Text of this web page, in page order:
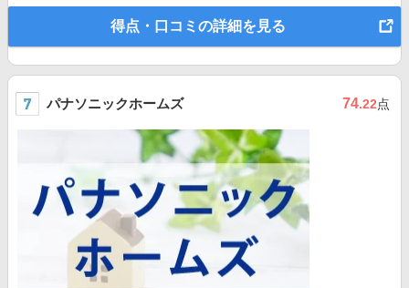
得点・口コミの詳細を見る
パナソニックホームズ 74.22点